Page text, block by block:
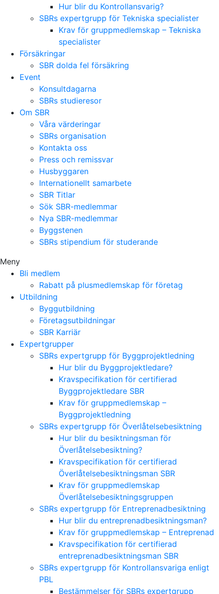
Hur blir du Kontrollansvarig?
SBRs expertgrupp för Tekniska specialister
Krav för gruppmedlemskap – Tekniska
specialister
Försäkringar
SBR dolda fel försäkring
Event
Konsultdagarna
SBRs studieresor
Om SBR
Våra värderingar
SBRs organisation
Kontakta oss
Press och remissvar
Husbyggaren
Internationellt samarbete
SBR Titlar
Sök SBR-medlemmar
Nya SBR-medlemmar
Byggstenen
SBRs stipendium för studerande
Meny
Bli medlem
Rabatt på plusmedlemskap för företag
Utbildning
Byggutbildning
Företagsutbildningar
SBR Karriär
Expertgrupper
SBRs expertgrupp för Byggprojektledning
Hur blir du Byggprojektledare?
Kravspecifikation för certifierad
Byggprojektledare SBR
Krav för gruppmedlemskap –
Byggprojektledning
SBRs expertgrupp för Överlåtelsebesiktning
Hur blir du besiktningsman för
Överlåtelsebesiktning?
Kravspecifikation för certifierad
Överlåtelsebesiktningsman SBR
Krav för gruppmedlemskap
Överlåtelsebesiktningsgruppen
SBRs expertgrupp för Entreprenadbesiktning
Hur blir du entreprenadbesiktningsman?
Krav för gruppmedlemskap – Entreprenad
Kravspecifikation för certifierad
entreprenadbesiktningsman SBR
SBRs expertgrupp för Kontrollansvariga enligt
PBL
Bestämmelser för SBRs expertgrupp